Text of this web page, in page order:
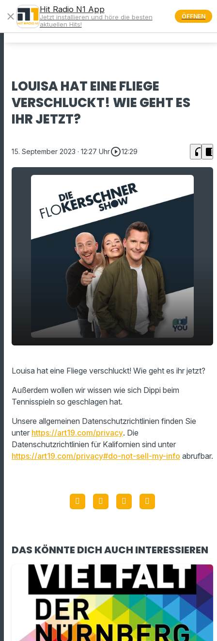
menu
LOUISA HAT EINE FLIEGE
VERSCHLUCKT! WIE GEHT ES
IHR JETZT?
15. September 2023 · 12:27 Uhrplay_circle_outline12:29 headphones chrome_reader_mode
play_arrow es ihr jetzt?
Louisa hat eine Fliege verschluckt! Wie geht es ihr jetzt?
Außerdem wollen wir wissen wie sich Dippi beim
Tennisspieln so geschlagen hat.
Unsere allgemeinen Datenschutzrichtlinien finden Sie
unter https://art19.com/privacy. Die
Datenschutzrichtlinien für Kalifornien sind unter
https://art19.com/privacy#do-not-sell-my-info abrufbar.
DAS KÖNNTE DICH AUCH INTERESSIEREN
close
Hit Radio N1 App
Jetzt installieren und höre die besten
aktuellen Hits!
ÖFFNEN